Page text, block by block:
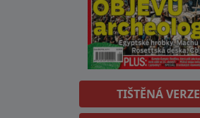
TIŠTĚNÁ VERZE